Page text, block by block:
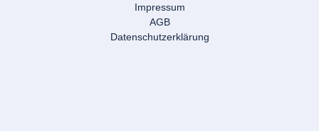
Impressum
AGB
Datenschutzerklärung